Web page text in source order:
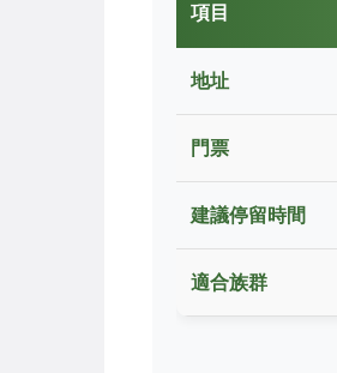
項目
地址
門票
建議停留時間
適合族群